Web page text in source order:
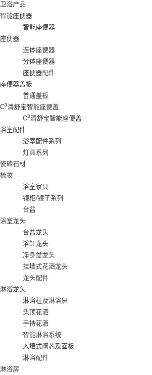
卫浴产品
智能座便器
智能座便器
座便器
连体座便器
分体座便器
座便器配件
座便器盖板
普通盖板
C3清舒宝智能座便盖
C3清舒宝智能座便盖
浴室配件
浴室配件系列
灯具系列
瓷砖石材
梳妆
浴室家具
镜柜/镜子系列
台盆
浴室龙头
台盆龙头
浴缸龙头
净身盆龙头
挂墙式花洒龙头
龙头配件
淋浴龙头
淋浴柱及淋浴屏
头顶花洒
手持花洒
智能淋浴系统
入墙式阀芯及面板
淋浴配件
淋浴房